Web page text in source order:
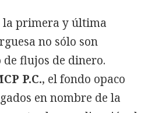
la primera y última
no sólo son
flujos de dinero.
P.C., el fondo opaco
en nombre de la